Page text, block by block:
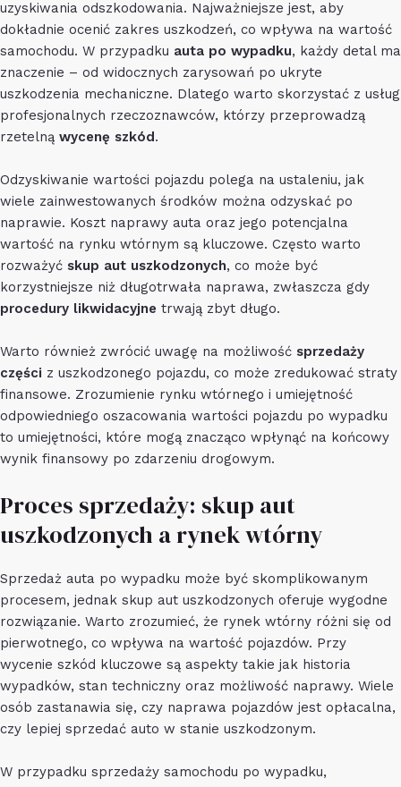
uzyskiwania odszkodowania. Najważniejsze jest, aby
dokładnie ocenić zakres uszkodzeń, co wpływa na wartość
samochodu. W przypadku auta po wypadku, każdy detal ma
znaczenie – od widocznych zarysowań po ukryte
uszkodzenia mechaniczne. Dlatego warto skorzystać z usług
profesjonalnych rzeczoznawców, którzy przeprowadzą
rzetelną wycenę szkód.
Odzyskiwanie wartości pojazdu polega na ustaleniu, jak
wiele zainwestowanych środków można odzyskać po
naprawie. Koszt naprawy auta oraz jego potencjalna
wartość na rynku wtórnym są kluczowe. Często warto
rozważyć skup aut uszkodzonych, co może być
korzystniejsze niż długotrwała naprawa, zwłaszcza gdy
procedury likwidacyjne trwają zbyt długo.
Warto również zwrócić uwagę na możliwość sprzedaży
części z uszkodzonego pojazdu, co może zredukować straty
finansowe. Zrozumienie rynku wtórnego i umiejętność
odpowiedniego oszacowania wartości pojazdu po wypadku
to umiejętności, które mogą znacząco wpłynąć na końcowy
wynik finansowy po zdarzeniu drogowym.
Proces sprzedaży: skup aut
uszkodzonych a rynek wtórny
Sprzedaż auta po wypadku może być skomplikowanym
procesem, jednak skup aut uszkodzonych oferuje wygodne
rozwiązanie. Warto zrozumieć, że rynek wtórny różni się od
pierwotnego, co wpływa na wartość pojazdów. Przy
wycenie szkód kluczowe są aspekty takie jak historia
wypadków, stan techniczny oraz możliwość naprawy. Wiele
osób zastanawia się, czy naprawa pojazdów jest opłacalna,
czy lepiej sprzedać auto w stanie uszkodzonym.
W przypadku sprzedaży samochodu po wypadku,